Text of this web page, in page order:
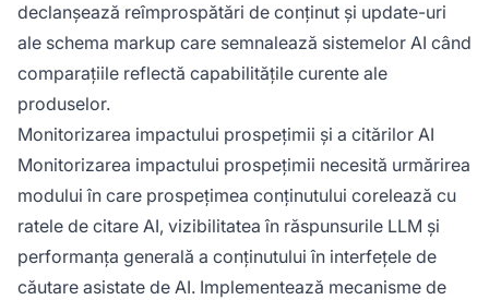
declanșează reîmprospătări de conținut și update-uri
ale schema markup care semnalează sistemelor AI când
comparațiile reflectă capabilitățile curente ale
produselor.
Monitorizarea impactului prospețimii și a citărilor AI
Monitorizarea impactului prospețimii necesită urmărirea
modului în care prospețimea conținutului corelează cu
ratele de citare AI, vizibilitatea în răspunsurile LLM și
performanța generală a conținutului în interfețele de
căutare asistate de AI. Implementează mecanisme de